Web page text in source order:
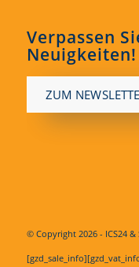
Verpassen
Neuigkeiten!
ZUM
© Copyright 2026 - ICS24